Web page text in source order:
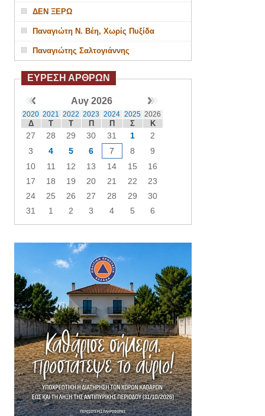
ΔΕΝ ΞΕΡΩ
Παναγιώτη Ν. Βέη, Χωρίς Πυξίδα
Παναγιώτης Σαλτογιάννης
ΕΥΡΕΣΗ ΑΡΘΡΩΝ
Αυγ 2026
2020 2021 2022 2023 2024 2025 2026
Δ Τ Τ Π Π Σ Κ
27 28 29 30 31 1
2
3
4 5 6 7 8
9
10
11 12 13 14 15
16
17
18 19 20 21 22
23
24
25 26 27 28 29
30
31
1 2 3 4 5 6